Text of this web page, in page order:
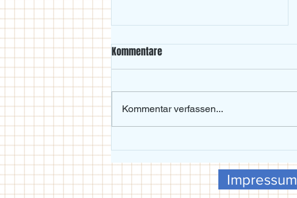
Beachvolleyball-Wochenende im
Maxgarten bei Traumwetter
Kommentare
Kommentar verfassen...
Impressum